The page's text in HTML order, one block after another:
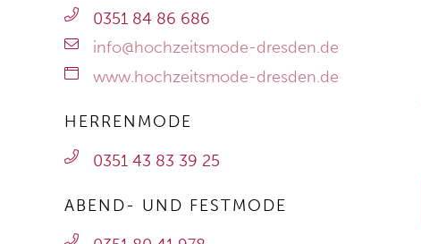
0351 84 86 686
info@hochzeitsmode-dresden.de
www.hochzeitsmode-dresden.de
HERRENMODE
0351 43 83 39 25
ABEND- UND FESTMODE